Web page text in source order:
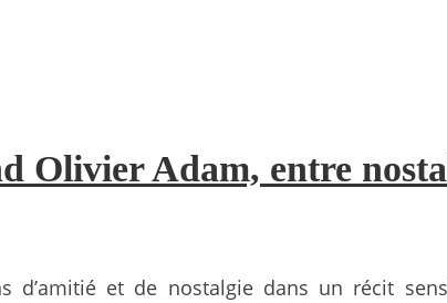
Olivier Adam, entre
d’amitié et de nostalgie dans un récit